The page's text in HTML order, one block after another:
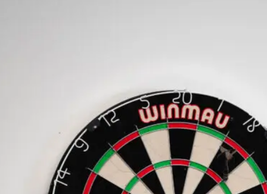
functie
Als adviseur RO ondersteun je gemeenten bij
adviseert over plannen, initiatieven en